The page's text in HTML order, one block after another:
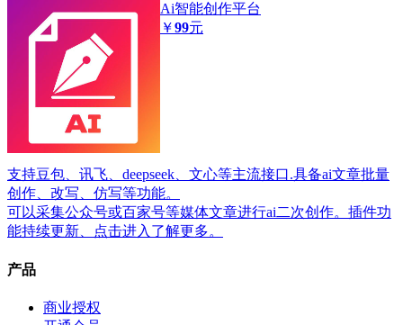
Ai智能创作平台
￥99元
支持豆包、讯飞、deepseek、文心等主流接口.具备ai文章批量
创作、改写、仿写等功能。
可以采集公众号或百家号等媒体文章进行ai二次创作。插件功
能持续更新、点击进入了解更多。
产品
商业授权